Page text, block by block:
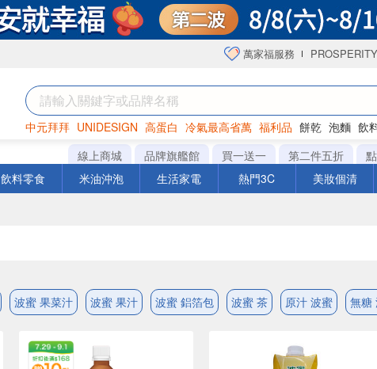
萬家福服務
中元拜拜 UNIDESIGN 高蛋白 冷氣最高省萬 福利品 餅乾 泡麵 飲
罐頭 咖啡 海苔
線上商城 品牌旗艦館 買一送一 第二件五折
飲料零食 米油沖泡 生活家電 熱門3C 美妝個清
波蜜 果菜汁 波蜜 果汁 波蜜 鋁箔包 波蜜 茶 原汁 波蜜 無糖